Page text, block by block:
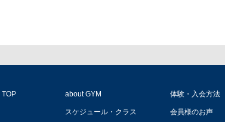
TOP about GYM
スケジュール・クラス
体験・入会方法
会員様のお声